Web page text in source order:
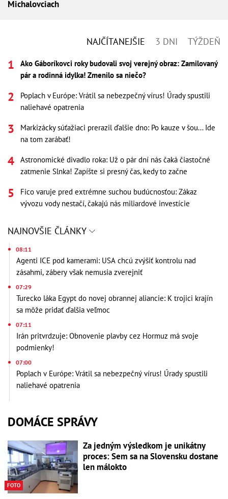
Michalovciach
NAJČÍTANEJŠIE 3 DNI TÝŽDEŇ
Ako Gáboríkovci roky budovali svoj verejný obraz: Zamilovaný
pár a rodinná idylka! Zmenilo sa niečo?
Poplach v Európe: Vrátil sa nebezpečný vírus! Úrady spustili
naliehavé opatrenia
Markizácky súťažiaci prerazil ďalšie dno: Po kauze v šou... Ide
na tom zarábať!
Astronomické divadlo roka: Už o pár dní nás čaká čiastočné
zatmenie Slnka! Zapíšte si presný čas, kedy to začne
Fico varuje pred extrémne suchou budúcnosťou: Zákaz
vývozu vody nestačí, čakajú nás miliardové investície
NAJNOVŠIE ČLÁNKY
08:11
Agenti ICE pod kamerami: USA chcú zvýšiť kontrolu nad
zásahmi, zábery však nemusia zverejniť
07:29
Turecko láka Egypt do novej obrannej aliancie: K trojici krajín
sa môže pridať ďalšia veľmoc
07:11
Irán pritvrdzuje: Obnovenie plavby cez Hormuz má svoje
podmienky!
07:00
Poplach v Európe: Vrátil sa nebezpečný vírus! Úrady spustili
naliehavé opatrenia
DOMÁCE SPRÁVY
FOTO
Za jedným výsledkom je unikátny
proces: Sem sa na Slovensku dostane
len málokto